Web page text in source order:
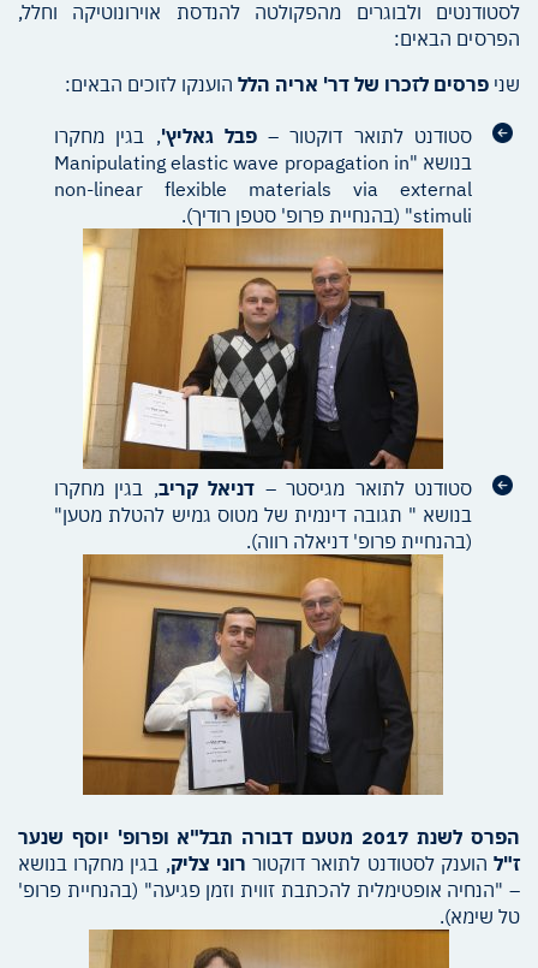
לסטודנטים ולבוגרים מהפקולטה להנדסת אוירונוטיקה וחלל,
הפרסים הבאים:
שני פרסים לזכרו של דר' אריה הלל הוענקו לזוכים הבאים:
סטודנט לתואר דוקטור –פבל גאליץ', בגין מחקרו
בנושא "Manipulating elastic wave propagation in
non-linear flexible materials via external
stimuli" (בהנחיית פרופ' סטפן רודיך).
סטודנט לתואר מגיסטר – דניאל קריב, בגין מחקרו
בנושא " תגובה דינמית של מטוס גמיש להטלת מטען"
(בהנחיית פרופ' דניאלה רווה).
הפרס לשנת 2017 מטעם דבורה תבל"א ופרופ' יוסף שנער
ז"להוענק לסטודנט לתואר דוקטור רוני צליק, בגין מחקרו בנושא
– "הנחיה אופטימלית להכתבת זווית וזמן פגיעה" (בהנחיית פרופ'
טל שימא).